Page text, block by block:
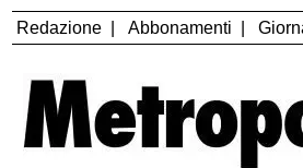
Redazione Abbonamenti